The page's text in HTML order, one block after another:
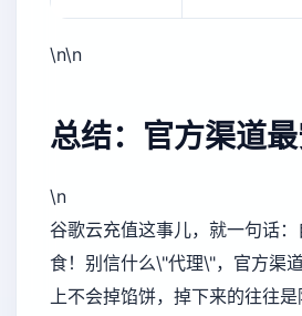
\n\n
总结：官方渠道
\n
谷歌云充值这事儿，就一句话
食！别信什么\"代理\"，官方渠
上不会掉馅饼，掉下来的往往是